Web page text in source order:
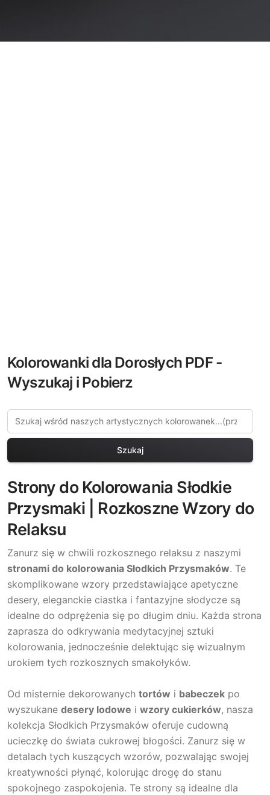
Kolorowanki dla Dorosłych PDF -
Wyszukaj i Pobierz
Szukaj
Strony do Kolorowania Słodkie
Przysmaki | Rozkoszne Wzory do
Relaksu
Zanurz się w chwili rozkosznego relaksu z naszymi
stronami do kolorowania Słodkich Przysmaków. Te
skomplikowane wzory przedstawiające apetyczne
desery, eleganckie ciastka i fantazyjne słodycze są
idealne do odprężenia się po długim dniu. Każda strona
zaprasza do odkrywania medytacyjnej sztuki
kolorowania, jednocześnie delektując się wizualnym
urokiem tych rozkosznych smakołyków.
Od misternie dekorowanych tortów i babeczek po
wyszukane desery lodowe i wzory cukierków, nasza
kolekcja Słodkich Przysmaków oferuje cudowną
ucieczkę do świata cukrowej błogości. Zanurz się w
detalach tych kuszących wzorów, pozwalając swojej
kreatywności płynąć, kolorując drogę do stanu
spokojnego zaspokojenia. Te strony są idealne dla